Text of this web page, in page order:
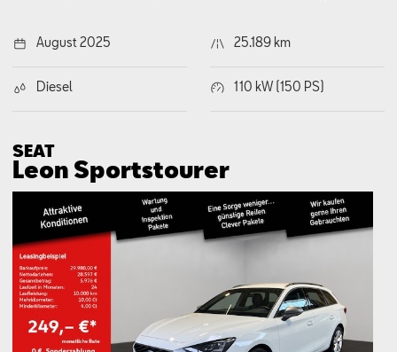
August 2025 25.189 km
Diesel 110 kW (150 PS)
SEAT
Leon Sports­tourer